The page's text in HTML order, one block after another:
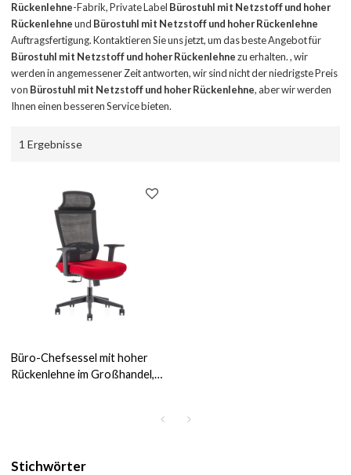
Rückenlehne-Fabrik, Private Label Bürostuhl mit Netzstoff und hoher
Rückenlehneund Bürostuhl mit Netzstoff und hoher Rückenlehne
Auftragsfertigung. Kontaktieren Sie uns jetzt, um das beste Angebot für
Bürostuhl mit Netzstoff und hoher Rückenlehnezu erhalten. , wir
werden in angemessener Zeit antworten, wir sind nicht der niedrigste Preis
von Bürostuhl mit Netzstoff und hoher Rückenlehne, aber wir werden
Ihnen einen besseren Service bieten.
1 Ergebnisse
Büro-Chefsessel mit hoher
Rückenlehne im Großhandel,
Stichwörter